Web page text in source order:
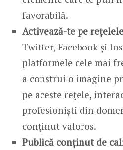
favorabilă.
Activează-te pe
Twitter, Facebook și
platformele cele mai
a construi o imagine
pe aceste rețele,
profesioniști din
conținut valoros.
Publică conținut de